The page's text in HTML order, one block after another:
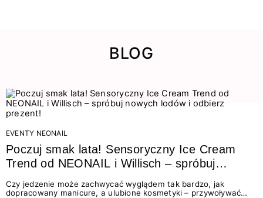
BLOG
EVENTY NEONAIL
Poczuj smak lata! Sensoryczny Ice Cream
Trend od NEONAIL i Willisch – spróbuj
nowych lodów i odbierz prezent!
Czy jedzenie może zachwycać wyglądem tak bardzo, jak
dopracowany manicure, a ulubione kosmetyki – przywoływać